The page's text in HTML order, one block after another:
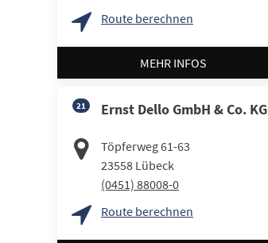
Route berechnen
MEHR INFOS
21 Ernst Dello GmbH & Co. KG
Töpferweg 61-63
23558 Lübeck
(0451) 88008-0
Route berechnen